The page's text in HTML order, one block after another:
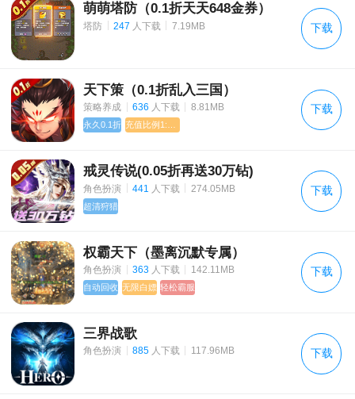
《梦幻西游》2021年7月28日更新公告
《斗罗大陆2绝世唐门》3月19日全平台公测
《吞星》 停运公告
剑弑天下 本周合服方案初版如下
萌萌塔防（0.1折天天648金券）
塔防 247 人下载 7.19MB 下载
天下策（0.1折乱入三国）
策略养成 | 636 人下载 | 8.81MB
永久0.1折
下载
戒灵传说(0.05折再送30万钻)
角色扮演 441 人下载 274.05MB
超清狩猎
下载
权霸天下（墨离沉默专属）
角色扮演 | 363 人下载 | 142.11MB
自动回收 无限白嫖 轻松霸服
下载
三界战歌
角色扮演 885 人下载 117.96MB 下载